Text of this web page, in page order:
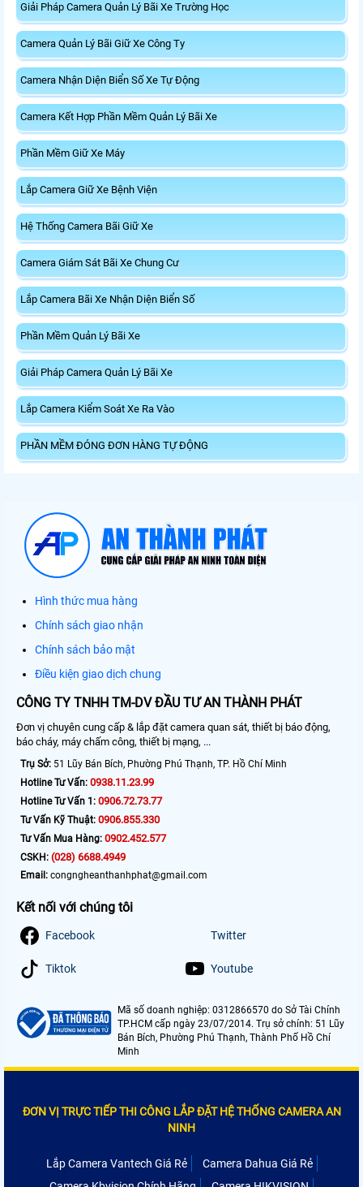
Giải Pháp Camera Quản Lý Bãi Xe Trường Học
Camera Quản Lý Bãi Giữ Xe Công Ty
Camera Nhận Diện Biển Số Xe Tự Động
Camera Kết Hợp Phần Mềm Quản Lý Bãi Xe
Phần Mềm Giữ Xe Máy
Lắp Camera Giữ Xe Bệnh Viện
Hệ Thống Camera Bãi Giữ Xe
Camera Giám Sát Bãi Xe Chung Cư
Lắp Camera Bãi Xe Nhận Diện Biển Số
Phần Mềm Quản Lý Bãi Xe
Giải Pháp Camera Quản Lý Bãi Xe
Lắp Camera Kiểm Soát Xe Ra Vào
PHẦN MỀM ĐÓNG ĐƠN HÀNG TỰ ĐỘNG
Hình thức mua hàng
Chính sách giao nhận
Chính sách bảo mật
Điều kiện giao dịch chung
CÔNG TY TNHH TM-DV ĐẦU TƯ AN THÀNH PHÁT
Đơn vị chuyên cung cấp & lắp đặt camera quan sát, thiết bị báo động,
báo cháy, máy chấm công, thiết bị mạng, ...
Trụ Sở: 51 Lũy Bán Bích, Phường Phú Thạnh, TP. Hồ Chí Minh
Hotline Tư Vấn: 0938.11.23.99
Hotline Tư Vấn 1: 0906.72.73.77
Tư Vấn Kỹ Thuật: 0906.855.330
Tư Vấn Mua Hàng: 0902.452.577
CSKH: (028) 6688.4949
Email: congngheanthanhphat@gmail.com
Kết nối với chúng tôi
Facebook Twitter
Tiktok Youtube
Mã số doanh nghiệp: 0312866570 do Sở Tài Chính
TP.HCM cấp ngày 23/07/2014. Trụ sở chính: 51 Lũy
Bán Bích, Phường Phú Thạnh, Thành Phố Hồ Chí
Minh
ĐƠN VỊ TRỰC TIẾP THI CÔNG LẮP ĐẶT HỆ THỐNG CAMERA AN
NINH
Lắp Camera Vantech Giá Rẻ
Camera Dahua Giá Rẻ